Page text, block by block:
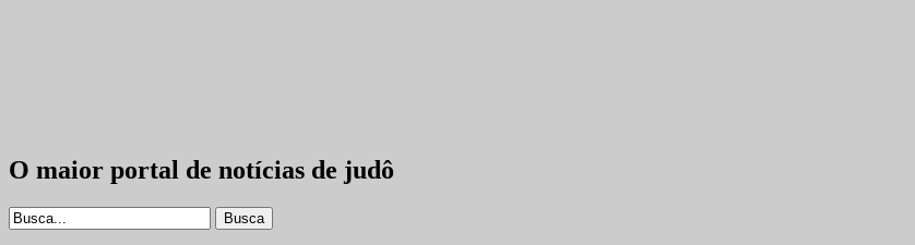
O maior portal de notícias de judô